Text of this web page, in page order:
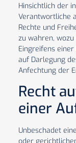
Hinsichtlich der
Verantwortliche
Rechte und
zu wahren,
Eingreifens
auf Darlegung
Anfechtung der
Recht
einer
Unbeschadet